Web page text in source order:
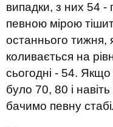
випадки, з них 54 -
певною мірою
останнього тижня,
коливається на
сьогодні - 54. Якщо
було 70, 80 і
бачимо певну